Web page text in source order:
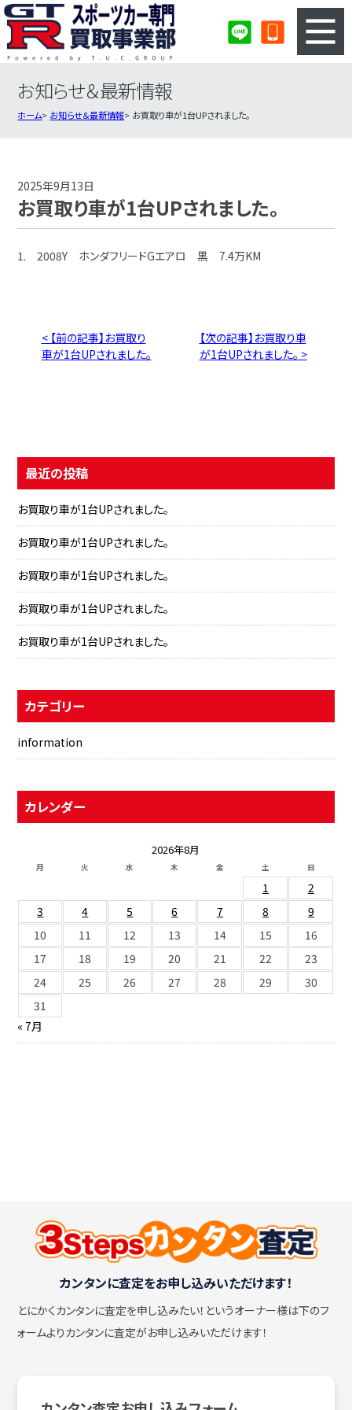
3ステップのカンタン査定
スポーツカー買取実績
お知らせ＆最新情報
ホーム お知らせ＆最新情報 お買取り車が1台UPされました。
2025年9月13日
お買取り車が1台UPされました。
1. 2008Y ホンダフリードGエアロ 黒 7.4万KM
< 【前の記事】お買取り
車が1台UPされました。
【次の記事】お買取り車
が1台UPされました。 >
最近の投稿
お買取り車が1台UPされました。
お買取り車が1台UPされました。
お買取り車が1台UPされました。
お買取り車が1台UPされました。
お買取り車が1台UPされました。
カテゴリー
information
カレンダー
2026年8月
月 火 水 木 金 土 日
1
2
3
4 5 6 7 8
9
10
11 12 13 14 15
16
17
18 19 20 21 22
23
24
25 26 27 28 29
30
31
« 7月
カンタンに査定をお申し込みいただけます！
とにかくカンタンに査定を申し込みたい！ というオーナー様は下のフ
ォームよりカンタンに査定がお申し込みいただけます！